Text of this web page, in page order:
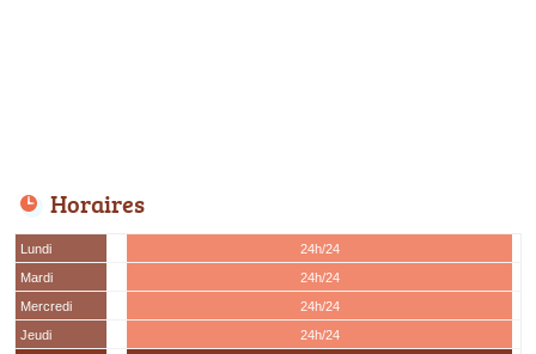
Horaires
Lundi
24h/24
Mardi
24h/24
Mercredi
24h/24
Jeudi
24h/24